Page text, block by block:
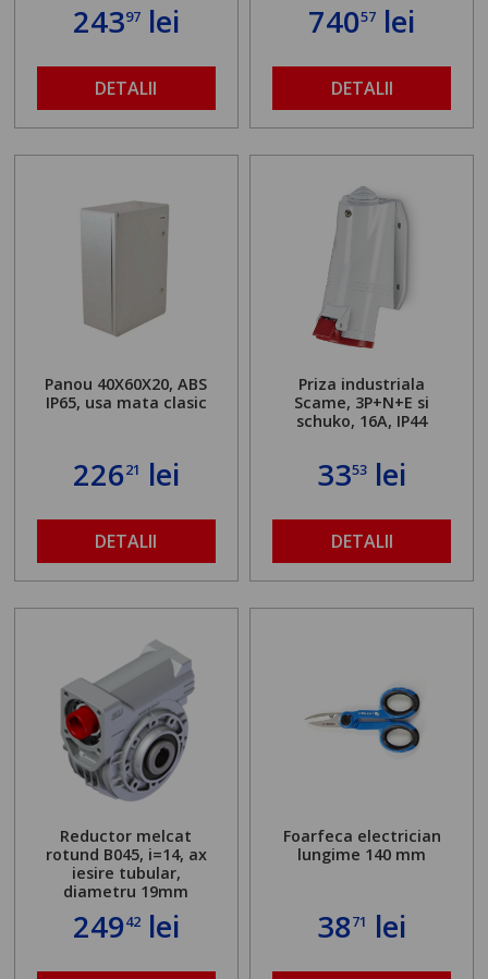
24397lei
DETALII
74057 lei
DETALII
Panou 40X60X20, ABS
IP65, usa mata clasic
22621 lei
DETALII
Priza industriala
Scame, 3P+N+E si
schuko, 16A, IP44
3353 lei
DETALII
Reductor melcat
rotund B045, i=14, ax
iesire tubular,
diametru 19mm
24942lei
Foarfeca electrician
lungime 140 mm
3871 lei